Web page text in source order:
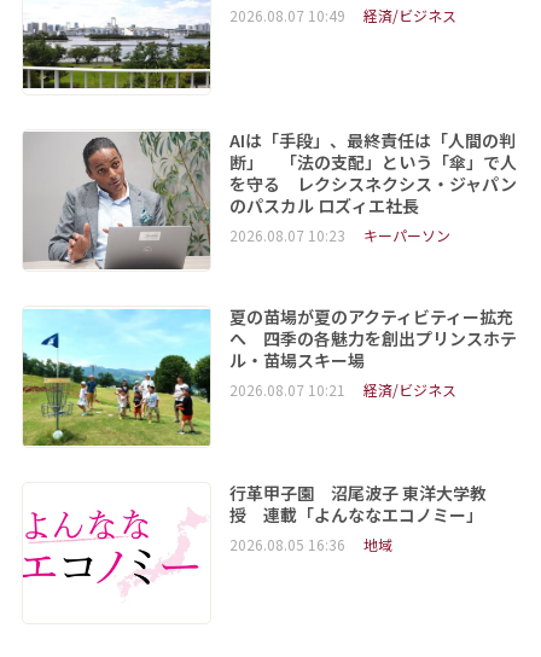
2026.08.07 10:49 経済/ビジネス
AIは「手段」、最終責任は「人間の判
断」 「法の支配」という「傘」で人
を守る レクシスネクシス・ジャパン
のパスカル ロズィエ社長
2026.08.07 10:23 キーパーソン
夏の苗場が夏のアクティビティー拡充
へ 四季の各魅力を創出プリンスホテ
ル・苗場スキー場
2026.08.07 10:21 経済/ビジネス
行革甲子園 沼尾波子 東洋大学教
授 連載「よんななエコノミー」
2026.08.05 16:36 地域